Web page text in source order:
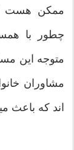
ممکن هست
چطور با
متوجه این
مشاوران
اند که باعث